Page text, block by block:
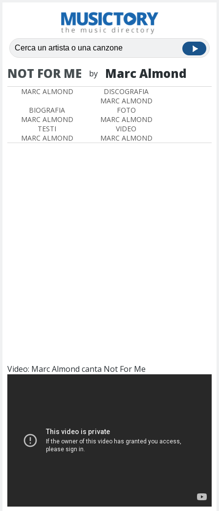
NOT FOR ME by Marc Almond
MARC ALMOND
DISCOGRAFIA
MARC ALMOND
BIOGRAFIA
MARC ALMOND
FOTO
MARC ALMOND
TESTI
MARC ALMOND
VIDEO
MARC ALMOND
Video: Marc Almond canta Not For Me